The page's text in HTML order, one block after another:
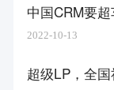
中国CRM要
2022-10-13
超级LP，全